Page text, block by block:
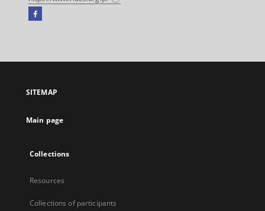
Facebook
open
new
SITEMAP
Main page
Collections
Resources
Collections of participants